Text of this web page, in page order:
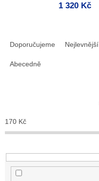
1 320 Kč
o
d
k
t
Doporučujeme Nejlevnější
Abecedně
170 Kč